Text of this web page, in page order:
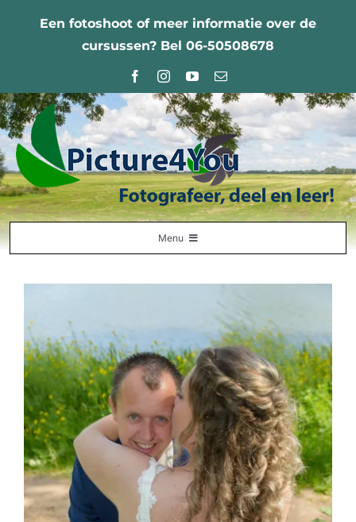
Een fotoshoot of meer informatie over de
cursussen? Bel 06-50508678
Menu
Nabestellingen
Web design
Contact